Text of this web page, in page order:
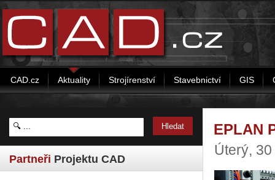
CAD.cz Aktuality Strojírenství Stavebnictví GIS
Partneři Projektu CAD
EPLAN
Úterý,